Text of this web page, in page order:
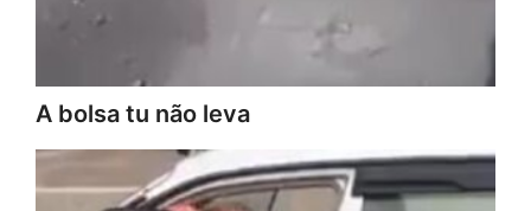
A bolsa tu não leva